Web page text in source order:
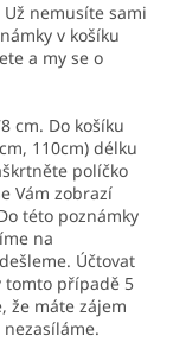
Už nemusíte sami
v košíku
a my se o
cm. Do košíku
110cm) délku
políčko
Vám zobrazí
této poznámky
na
Účtovat
tomto případě 5
že máte zájem